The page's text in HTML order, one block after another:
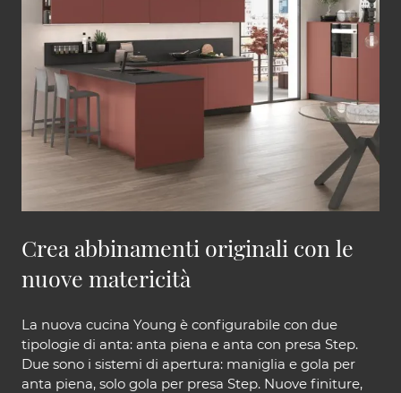
Crea abbinamenti originali con le
nuove matericità
La nuova cucina Young è configurabile con due
tipologie di anta: anta piena e anta con presa Step.
Due sono i sistemi di apertura: maniglia e gola per
anta piena, solo gola per presa Step. Nuove finiture,